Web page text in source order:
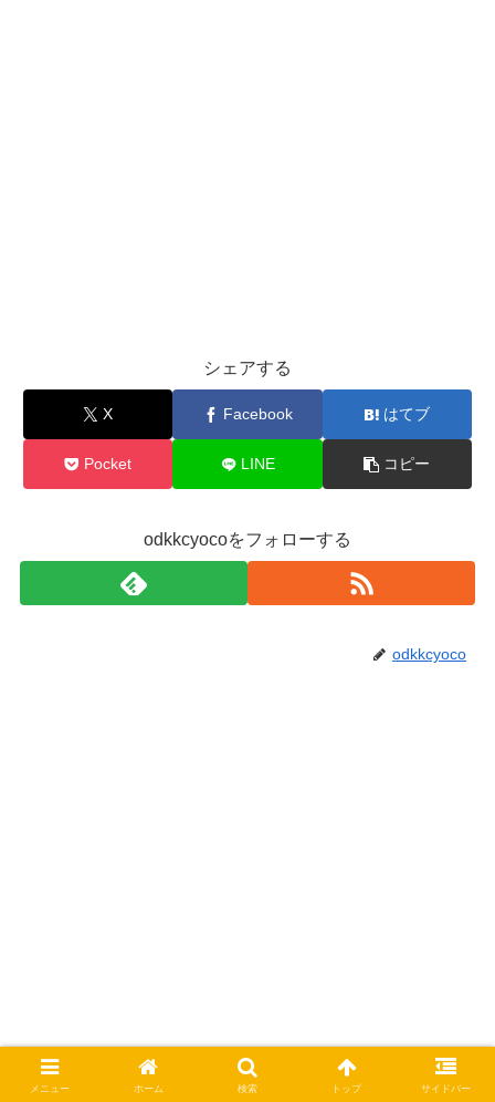
シェアする
X Facebook はてブ
Pocket LINE コピー
odkkcyocoをフォローする
odkkcyoco
メニュー ホーム 検索 トップ サイドバー